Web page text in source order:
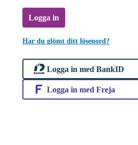
Logga in
Har du glömt ditt lösenord?
Logga in med BankID
Logga in med Freja